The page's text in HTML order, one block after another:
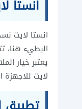
انستا
انستا لايت
البطيء هنا،
يعتبر خيار
لايت للاجهزة